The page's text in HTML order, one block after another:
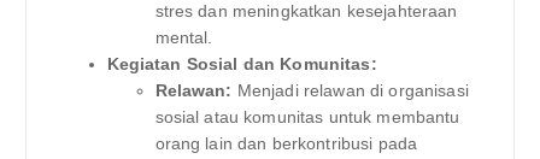
stres dan meningkatkan kesejahteraan
mental.
Kegiatan Sosial dan Komunitas:
Relawan: Menjadi relawan di organisasi
sosial atau komunitas untuk membantu
orang lain dan berkontribusi pada